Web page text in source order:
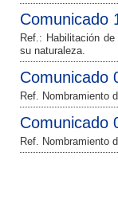
Comunicado
Ref.: Habilitación
su naturaleza.
Comunicado
Ref. Nombramiento
Comunicado
Ref. Nombramiento